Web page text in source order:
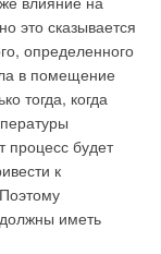
это сказывается
определенного
в помещение
тогда, когда
процесс будет
к
иметь